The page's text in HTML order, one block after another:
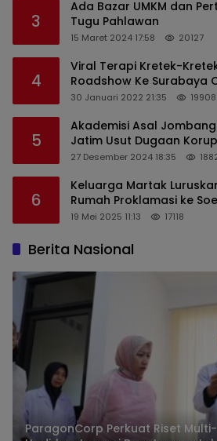
3
Ada Bazar UMKM dan
Tugu Pahlawan
15 Maret 2024 17:58 20127
4
Viral Terapi Kretek-
Roadshow Ke Surabaya
Sekaligus Edukasi
30 Januari 2022 21:35 19908
5
Akademisi Asal
Jatim Usut Dugaan
Perangkat Desa di Kediri
27 Desember 2024 18:35
6
Keluarga Martak
Rumah Proklamasi ke
19 Mei 2025 11:13 17118
Berita Nasional
ParagonCorp Perkuat Riset